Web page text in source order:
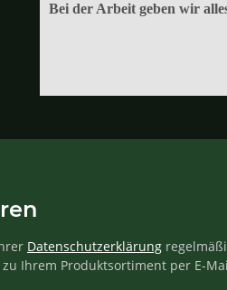
Bei der Arbeit geben wir
Datenschutzerklärung
Ihrem Produktsortiment per E-